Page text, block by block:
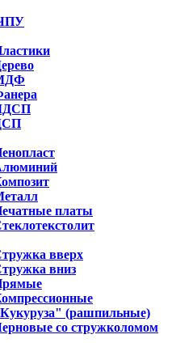
платы
вверх
вниз
(рашпильные)
со стружколомом